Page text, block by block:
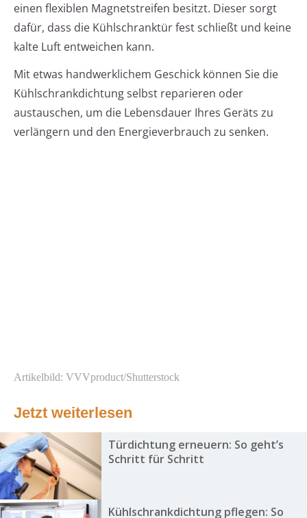
einen flexiblen Magnetstreifen besitzt. Dieser sorgt
dafür, dass die Kühlschranktür fest schließt und keine
kalte Luft entweichen kann.
Mit etwas handwerklichem Geschick können Sie die
Kühlschrankdichtung selbst reparieren oder
austauschen, um die Lebensdauer Ihres Geräts zu
verlängern und den Energieverbrauch zu senken.
Artikelbild: VVVproduct/Shutterstock
Jetzt weiterlesen
Türdichtung erneuern: So geht’s
Schritt für Schritt
Kühlschrankdichtung pflegen: So